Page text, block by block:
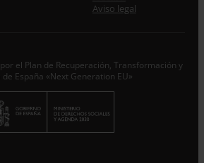
tratamiento con la finalidad de…Seguir
Aviso legal
el Plan de Recuperación, Transformación y
de España «Next Generation EU»